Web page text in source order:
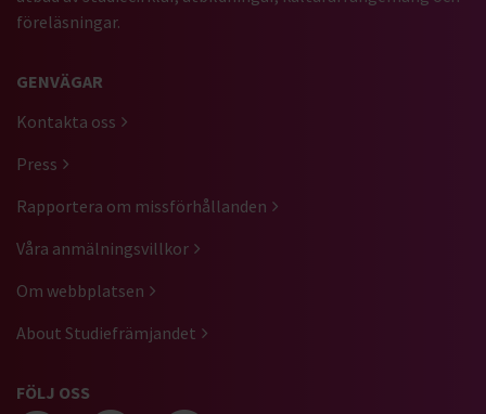
föreläsningar.
GENVÄGAR
Kontakta oss
Press
Rapportera om missförhållanden
Våra anmälningsvillkor
Om webbplatsen
About Studiefrämjandet
FÖLJ OSS